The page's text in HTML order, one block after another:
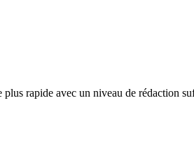
rapide avec un niveau de rédaction